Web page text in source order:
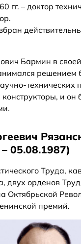
гг. – доктор
Бармин в своей
решением
технических
и он
05.08.1987)
Труда,
двух орденов
Октябрьской
премий.